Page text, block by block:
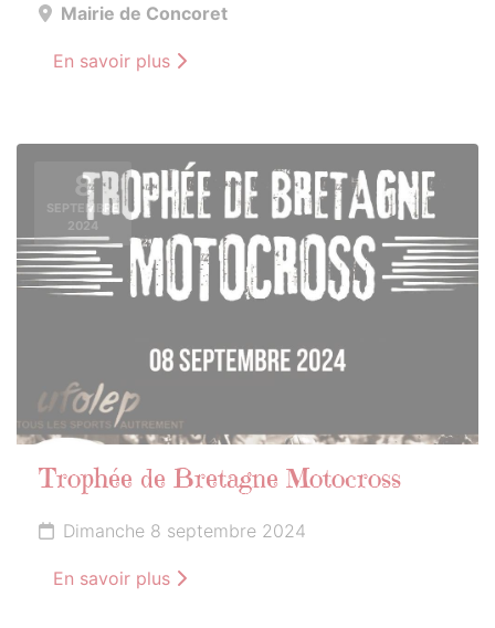
Mairie de Concoret
En savoir plus
8
SEPTEMBRE
2024
Trophée de Bretagne Motocross
Dimanche 8 septembre 2024
En savoir plus